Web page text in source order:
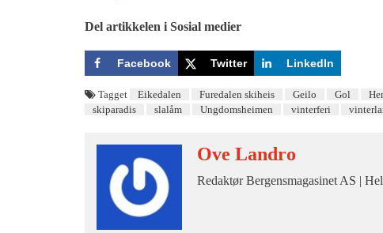
Del artikkelen i Sosial medier
Facebook Twitter LinkedIn
Tagget Eikedalen Furedalen skiheis Geilo Gol
skiparadis
slalåm Ungdomsheimen vinterferi
Ove Landro
Redaktør Bergensmagasinet AS |